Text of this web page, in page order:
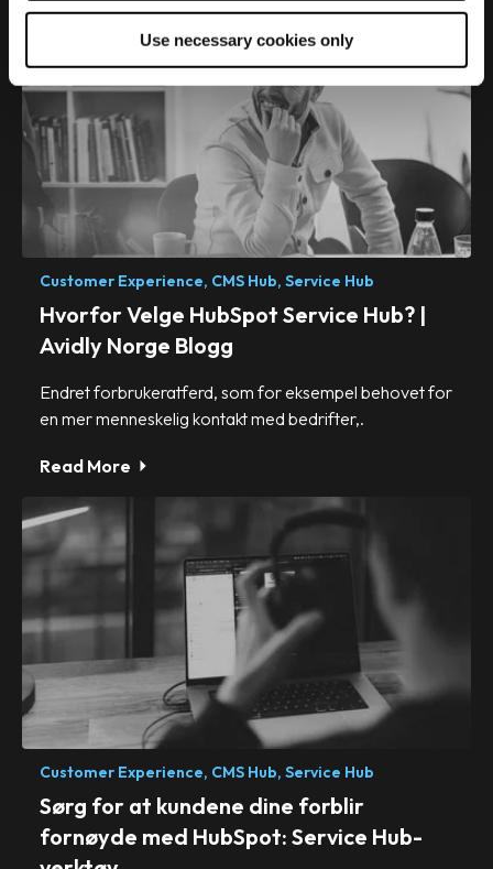
Use necessary cookies only
Customer Experience, CMS Hub, Service Hub
Hvorfor Velge HubSpot Service Hub? |
Avidly Norge Blogg
Endret forbrukeratferd, som for eksempel behovet for
en mer menneskelig kontakt med bedrifter,.
Read More
Customer Experience, CMS Hub, Service Hub
Sørg for at kundene dine forblir
fornøyde med HubSpot: Service Hub-